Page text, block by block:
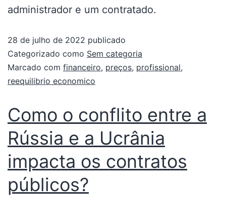
administrador e um contratado.
28 de julho de 2022 publicado
Categorizado como Sem categoria
Marcado com financeiro, preços, profissional,
reequilibrio economico
Como o conflito entre a
Rússia e a Ucrânia
impacta os contratos
públicos?